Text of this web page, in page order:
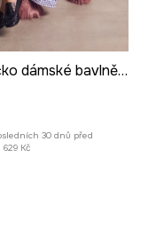
Oversize tričko dámské bavlněné s elastanem z kolekce Kit Mizeres x Medicine
30 dnů před
629 Kč